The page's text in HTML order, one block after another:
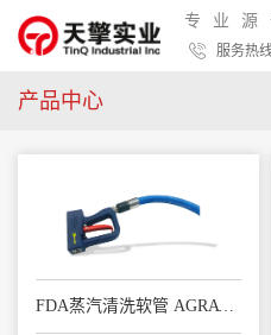
专业源
服务热
产品中心
FDA蒸汽清洗软管 AGRAVAP 6 L/L 164℃